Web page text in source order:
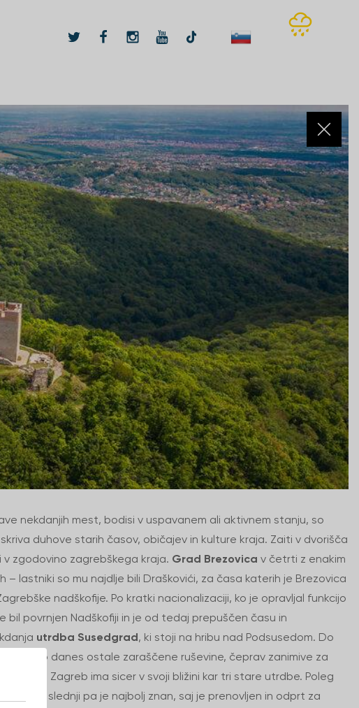
nekdanjih mest, bodisi v uspavanem ali aktivnem stanju, so
duhove starih časov, običajev in kulture kraja. Zaiti v dvorišča
zgodovino zagrebškega kraja. Grad Brezovica v četrti z enakim
– lastniki so mu najdlje bili Draškovići, za časa katerih je Brezovica
nadškofije. Po kratki nacionalizaciji, ko je opravljal funkcijo
bil povrnjen Nadškofiji in je od tedaj prepuščen času in
utrdba Susedgrad, ki stoji na hribu nad Podsusedom. Do
pa so danes ostale zaraščene ruševine, čeprav zanimive za
Zagreb ima sicer v svoji bližini kar tri stare utrdbe. Poleg
, slednji pa je najbolj znan, saj je prenovljen in odprt za